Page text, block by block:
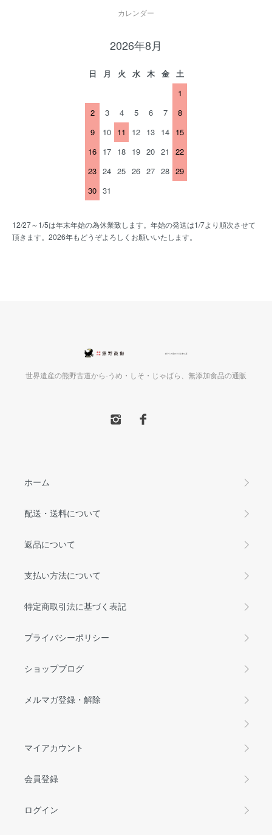
カレンダー
2026年8月
日 月 火 水 木 金
土
1
2
3 4 5 6 7
8
9
10 11 12 13 14 15
16 17 18 19 20 21
22
23 24 25 26 27 28 29
30 31
12/27～1/5は年末年始の為休業致します。年始の発送は1/7より順次させて
頂きます。2026年もどうぞよろしくお願いいたします。
世界遺産の熊野古道から-うめ・しそ・じゃばら、無添加食品の通販
ホーム
配送・送料について
返品について
支払い方法について
特定商取引法に基づく表記
プライバシーポリシー
ショップブログ
メルマガ登録・解除
マイアカウント
会員登録
ログイン